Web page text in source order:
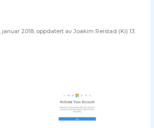
2018, oppdatert av Joakim Reistad (KI) 13.